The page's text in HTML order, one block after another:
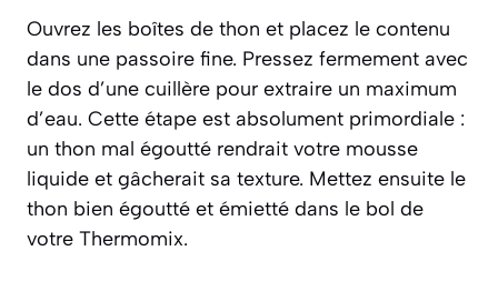
Ouvrez les boîtes de thon et placez le contenu
dans une passoire fine. Pressez fermement avec
le dos d’une cuillère pour extraire un maximum
d’eau. Cette étape est absolument primordiale :
un thon mal égoutté rendrait votre mousse
liquide et gâcherait sa texture. Mettez ensuite le
thon bien égoutté et émietté dans le bol de
votre Thermomix.